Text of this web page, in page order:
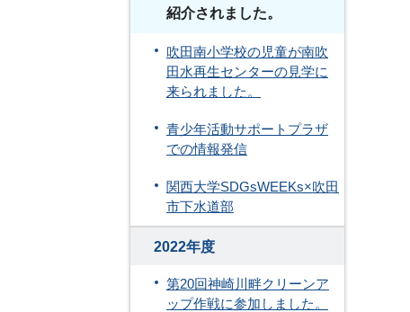
紹介されました。
吹田南小学校の児童が南吹
田水再生センターの見学に
来られました。
青少年活動サポートプラザ
での情報発信
関西大学SDGsWEEKs×吹田
市下水道部
2022年度
第20回神崎川畔クリーンア
ップ作戦に参加しました。